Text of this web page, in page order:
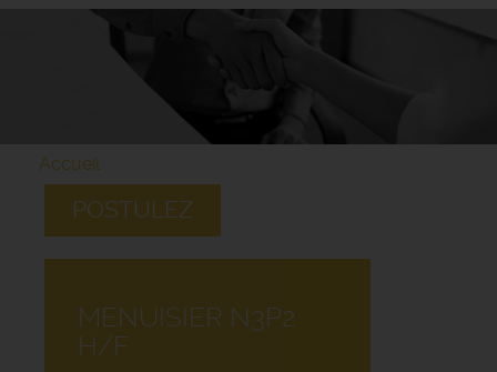
Accueil
POSTULEZ
MENUISIER N3P2
H/F